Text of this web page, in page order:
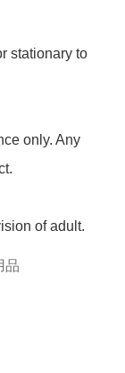
stationary to
only. Any
of adult.
品